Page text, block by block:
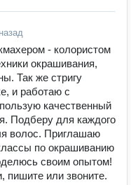
- колористом
окрашивания,
Так же стригу
и работаю с
качественный
Подберу для каждого
волос. Приглашаю
по окрашиванию
своим опытом!
пишите или звоните.